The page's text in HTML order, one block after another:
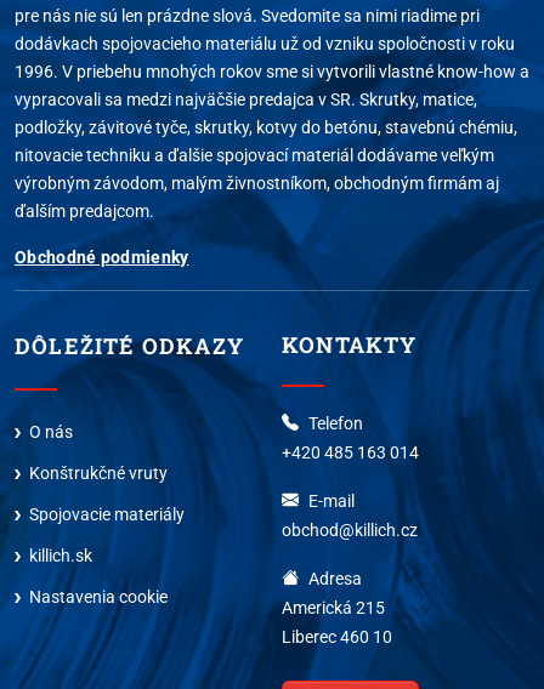
pre nás nie sú len prázdne slová. Svedomite sa nimi riadime pri
dodávkach spojovacieho materiálu už od vzniku spoločnosti v roku
1996. V priebehu mnohých rokov sme si vytvorili vlastné know-how a
vypracovali sa medzi najväčšie predajca v SR. Skrutky, matice,
podložky, závitové tyče, skrutky, kotvy do betónu, stavebnú chémiu,
nitovacie techniku a ďalšie spojovací materiál dodávame veľkým
výrobným závodom, malým živnostníkom, obchodným firmám aj
ďalším predajcom.
Obchodné podmienky
DÔLEŽITÉ ODKAZY
O nás
Konštrukčné vruty
Spojovacie materiály
killich.sk
Nastavenia cookie
KONTAKTY
Telefon
+420 485 163 014
E-mail
obchod@killich.cz
Adresa
Americká 215
Liberec 460 10